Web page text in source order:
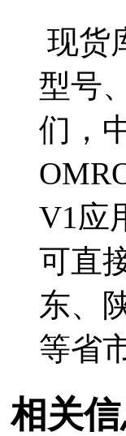
现货
型号
们，
V1应
可直
东、
等省
相关